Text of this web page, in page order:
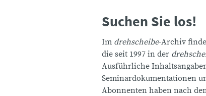
Suchen Sie los!
Im drehscheibe-Archiv
die seit 1997 in der
Ausführliche
Seminardokumentationen
Abonnenten haben nach